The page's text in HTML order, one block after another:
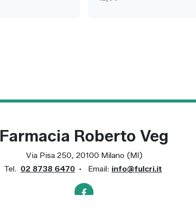
Farmacia Roberto Veg
Via Pisa 250, 20100 Milano (MI)
Tel. 02 8738 6470 • Email: info@fulcri.it